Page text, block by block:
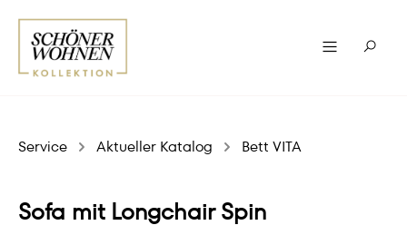
Service Aktueller Katalog Bett VITA
Sofa mit Longchair Spin